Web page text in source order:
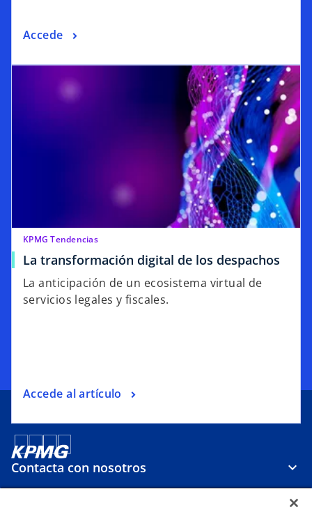
Accede
KPMG Tendencias
La transformación digital de los despachos
La anticipación de un ecosistema virtual de
servicios legales y fiscales.
Accede al artículo
Contacta con nosotros